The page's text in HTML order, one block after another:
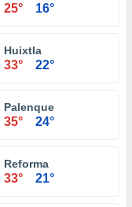
25° 16°
Huixtla
33° 22°
Palenque
35° 24°
Reforma
33° 21°